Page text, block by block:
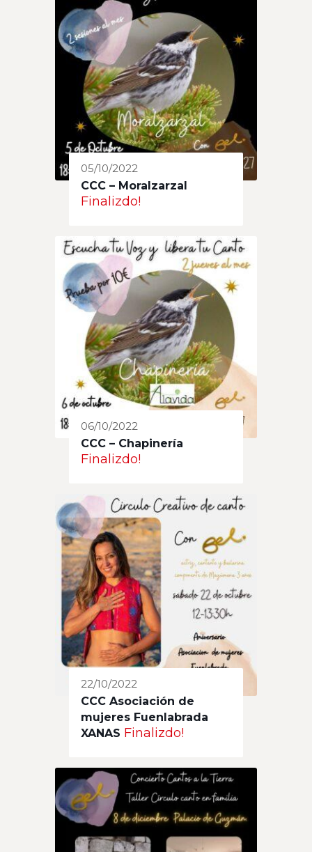
05/10/2022
CCC – Moralzarzal
Finalizdo!
06/10/2022
CCC – Chapinería
Finalizdo!
22/10/2022
CCC Asociación de
mujeres Fuenlabrada
XANAS Finalizdo!